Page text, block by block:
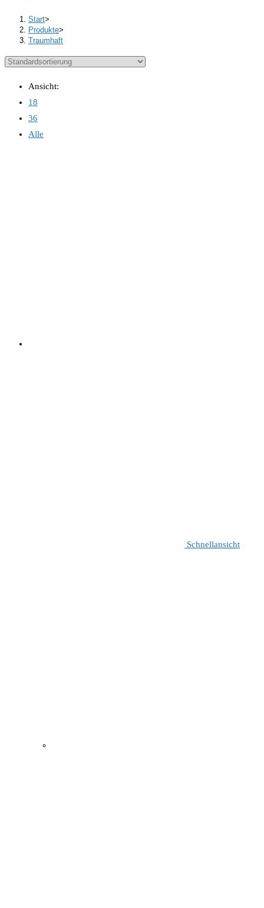
Start>
Produkte>
Traumhaft
Ansicht:
18
36
Alle
Schnellansicht